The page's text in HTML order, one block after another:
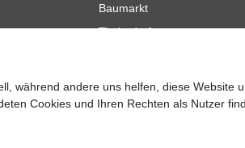
Baumarkt
Tierbedarf
innerhalb deutschlands, Lieferzeiten für andere Länder
für Deutschland, diese
während andere uns helfen, diese Website
Cookies und Ihren Rechten als Nutzer